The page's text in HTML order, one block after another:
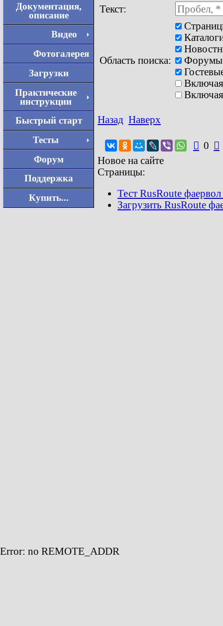
Документация,
описание
Видео
Фотогалерея
Загрузки
Практические
инструкции
Быстрый старт
Тесты
Форум
Поддержка
Купить...
Текст:
Область поиска:
Форумы
Назад Наверх
 0 
Новое на сайте
Страницы:
Тест RusRoute
Загрузить RusRoute
Error: no REMOTE_ADDR